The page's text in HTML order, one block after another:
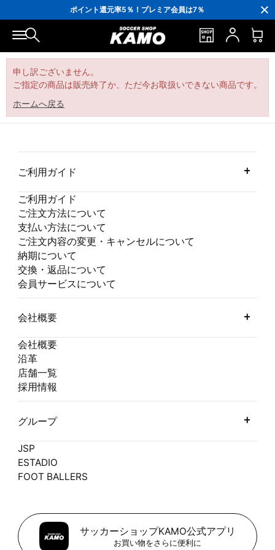
ポイント還元率5％！プレミア会員は7％
会員の方にはお誕生月に「10％OFFクーポン」プレゼント！
16,000円(税込)以上でシューズケースプレゼント！
3,300円(税込)以上で送料無料！
申し訳ございません。
ご指定の商品は販売終了か、ただ今お取扱いできない商品です。
ホームへ戻る
ご利用ガイド
ご利用ガイド
ご注文方法について
支払い方法について
ご注文内容の変更・キャンセルについて
納期について
交換・返品について
会員サービスについて
会社概要
会社概要
沿革
店舗一覧
採用情報
グループ
JSP
ESTADIO
FOOT BALLERS
サッカーショップKAMO公式アプリ
お買い物をさらに便利に